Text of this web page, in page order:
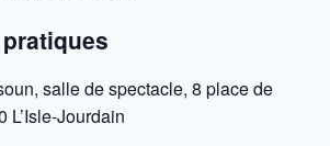
salle de spectacle, 8 place de
L’Isle-Jourdain